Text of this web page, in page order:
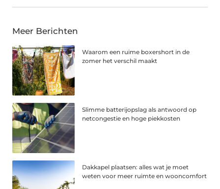
Meer Berichten
Waarom een ruime boxershort in de
zomer het verschil maakt
Slimme batterijopslag als antwoord op
netcongestie en hoge piekkosten
Dakkapel plaatsen: alles wat je moet
weten voor meer ruimte en wooncomfort